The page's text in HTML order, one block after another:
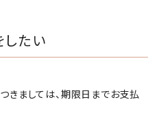
したい
きましては、期限日までお支払